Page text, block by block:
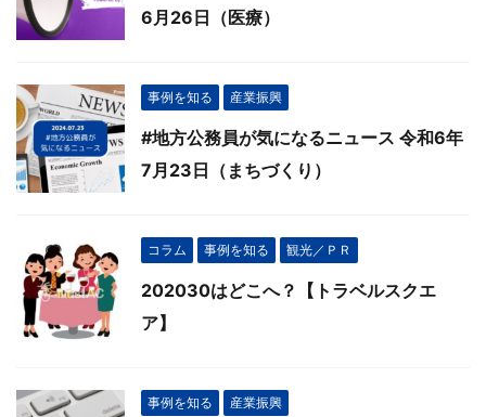
6月26日（医療）
事例を知る 産業振興
#地方公務員が気になるニュース 令和6年
7月23日（まちづくり）
コラム 事例を知る 観光／ＰＲ
202030はどこへ？【トラベルスクエ
ア】
事例を知る 産業振興